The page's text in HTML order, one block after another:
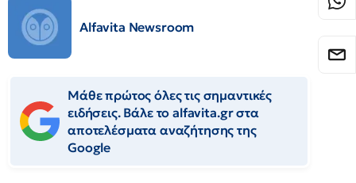
Alfavita Newsroom
Μάθε πρώτος όλες τις σημαντικές
ειδήσεις. Βάλε το alfavita.gr στα
αποτελέσματα αναζήτησης της
Google